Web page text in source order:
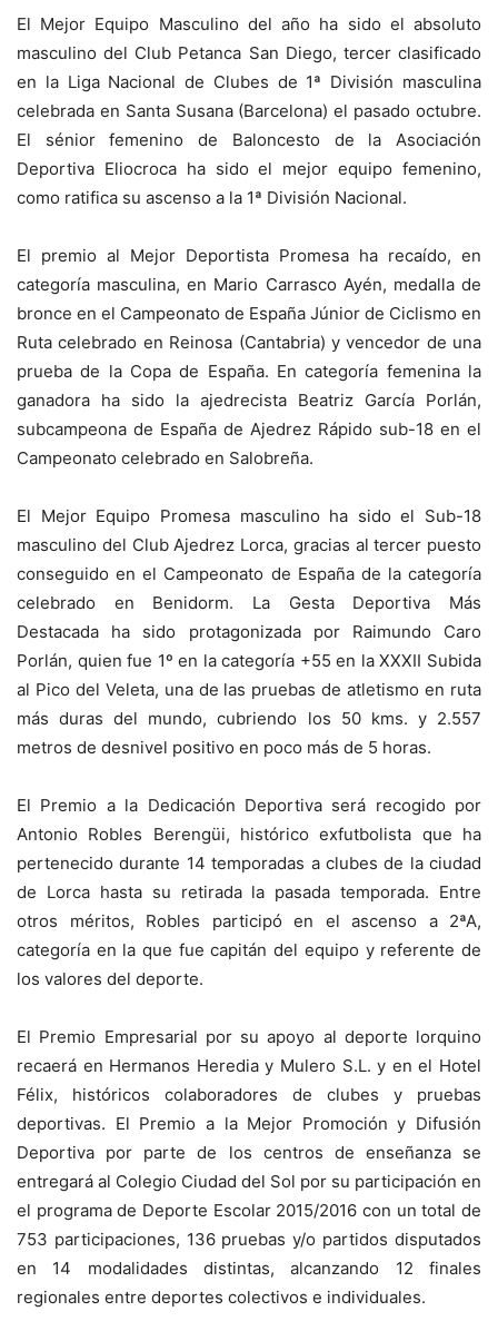
El Mejor Equipo Masculino del año ha sido el absoluto
masculino del Club Petanca San Diego, tercer clasificado
en la Liga Nacional de Clubes de 1ª División masculina
celebrada en Santa Susana (Barcelona) el pasado octubre.
El sénior femenino de Baloncesto de la Asociación
Deportiva Eliocroca ha sido el mejor equipo femenino,
como ratifica su ascenso a la 1ª División Nacional.
El premio al Mejor Deportista Promesa ha recaído, en
categoría masculina, en Mario Carrasco Ayén, medalla de
bronce en el Campeonato de España Júnior de Ciclismo en
Ruta celebrado en Reinosa (Cantabria) y vencedor de una
prueba de la Copa de España. En categoría femenina la
ganadora ha sido la ajedrecista Beatriz García Porlán,
subcampeona de España de Ajedrez Rápido sub-18 en el
Campeonato celebrado en Salobreña.
El Mejor Equipo Promesa masculino ha sido el Sub-18
masculino del Club Ajedrez Lorca, gracias al tercer puesto
conseguido en el Campeonato de España de la categoría
celebrado en Benidorm. La Gesta Deportiva Más
Destacada ha sido protagonizada por Raimundo Caro
Porlán, quien fue 1º en la categoría +55 en la XXXII Subida
al Pico del Veleta, una de las pruebas de atletismo en ruta
más duras del mundo, cubriendo los 50 kms. y 2.557
metros de desnivel positivo en poco más de 5 horas.
El Premio a la Dedicación Deportiva será recogido por
Antonio Robles Berengüi, histórico exfutbolista que ha
pertenecido durante 14 temporadas a clubes de la ciudad
de Lorca hasta su retirada la pasada temporada. Entre
otros méritos, Robles participó en el ascenso a 2ªA,
categoría en la que fue capitán del equipo y referente de
los valores del deporte.
El Premio Empresarial por su apoyo al deporte lorquino
recaerá en Hermanos Heredia y Mulero S.L. y en el Hotel
Félix, históricos colaboradores de clubes y pruebas
deportivas. El Premio a la Mejor Promoción y Difusión
Deportiva por parte de los centros de enseñanza se
entregará al Colegio Ciudad del Sol por su participación en
el programa de Deporte Escolar 2015/2016 con un total de
753 participaciones, 136 pruebas y/o partidos disputados
en 14 modalidades distintas, alcanzando 12 finales
regionales entre deportes colectivos e individuales.